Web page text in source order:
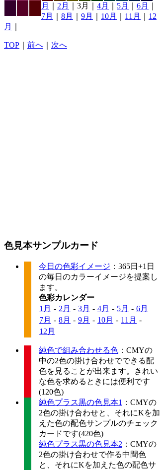
月 2月 ｜3月｜ 4月 5月 6月
7月
8月 9月 10月 11月
12
月
TOP 前へ 次へ
色見本サンプルカード
今日の色彩イメージ ：365日+1日
の毎日のカラーイメージを提案し
ます。
色彩カレンダー
1月 - 2月 - 3月 - 4月 - 5月 - 6月
7月 - 8月 - 9月 - 10月 - 11月 -
12月
純色で組み合わせる色 ：CMYの
中の2色の掛け合わせでできる配
色を見ることが出来ます。きれい
な色を求めるときには便利です
(120色)
純色プラス黒の色見本1 ：CMYの
2色の掛け合わせと、それにKを加
えた色の配色サンプルのチェック
カードです(420色)
純色プラス黒の色見本2 ：CMYの
2色の掛け合わせで作る中間色
と、それにKを加えた色の配色サ